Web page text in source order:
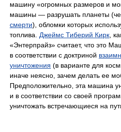
машину «огромных размеров и
машины — разрушать планеты
смерти), обломки которых
топлива. Джеймс Тиберий Кирк ,
«Энтерпрайз» считает, что это
в соответствии с доктриной
уничтожения (в варианте для
иначе неясно, зачем делать ее
Предположительно, эта машина
и в соответствии со своей
уничтожать встречающиеся на